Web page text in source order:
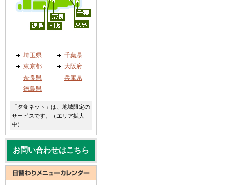
埼玉県
千葉県
東京都
大阪府
奈良県
兵庫県
徳島県
「夕食ネット」は、地域限定の
サービスです。（エリア拡大
中）
お問い合わせはこちら